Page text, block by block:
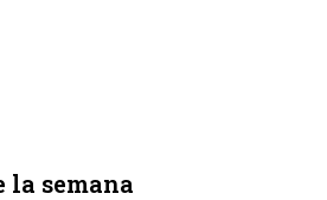
la semana